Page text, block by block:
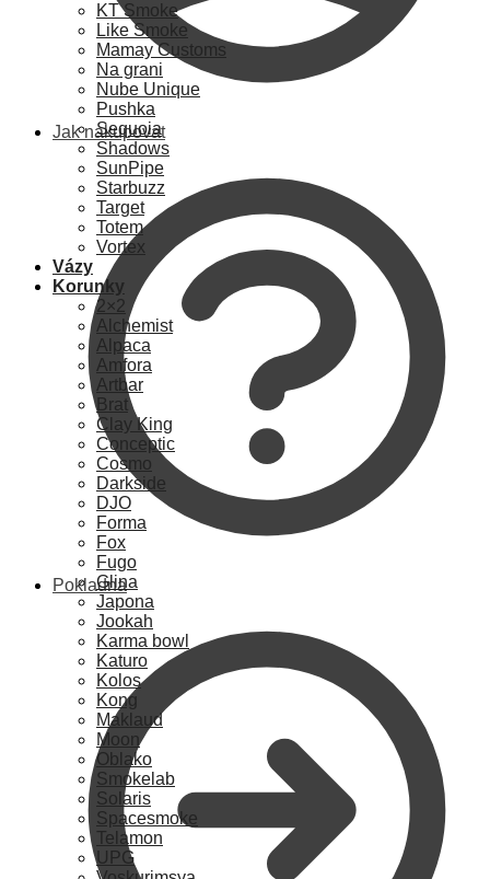
Jak nakupovat
Pokladna
KT Smoke
Like Smoke
Mamay Customs
Na grani
Nube Unique
Pushka
Sequoia
Shadows
SunPipe
Starbuzz
Target
Totem
Vortex
Vázy
Korunky
2×2
Alchemist
Alpaca
Amfora
Artbar
Brat
Clay King
Conceptic
Cosmo
Darkside
DJO
Forma
Fox
Fugo
Glina
Japona
Jookah
Karma bowl
Katuro
Kolos
Kong
Maklaud
Moon
Oblako
Smokelab
Solaris
Spacesmoke
Telamon
UPG